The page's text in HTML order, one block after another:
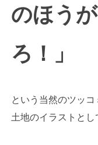
のほう
ろ！」
という当然のツッ
土地のイラストとし